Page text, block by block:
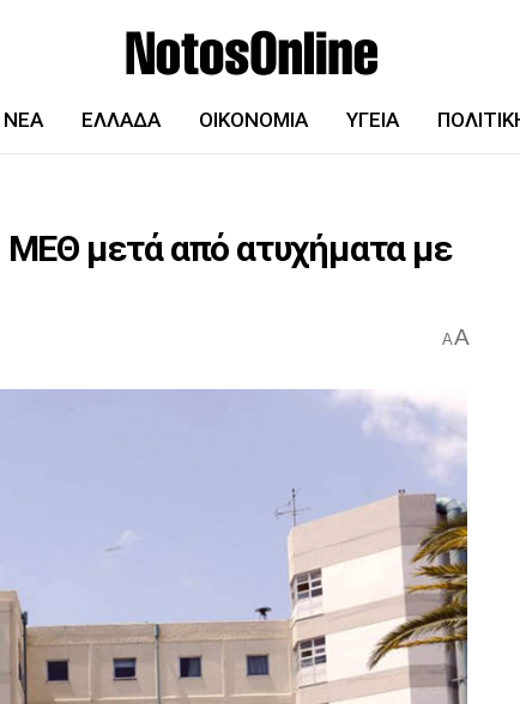
ΝΈΑ ΕΛΛΆΔΑ ΟΙΚΟΝΟΜΊΑ ΥΓΕΊΑ
ΜΕΘ μετά από ατυχήματα με
AA